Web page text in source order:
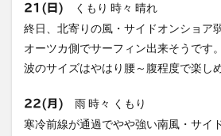
21(日)
くもり 時々 晴れ
終日、北寄りの風・サイドオンショア
オーツカ側でサーフィン出来そうです。
波のサイズはやはり腰～腹程度で楽し
22(月)
雨 時々 くもり
寒冷前線が通過でやや強い南風・サイ